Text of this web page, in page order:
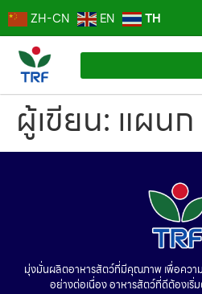
ZH-CN EN TH
ผู้เขียน: แผนก
มุ่งมั่นผลิตอาหารสัตว์ที่มีคุณภาพ เพื่อคว
อย่างต่อเนื่อง อาหารสัตว์ที่ดีต้อง